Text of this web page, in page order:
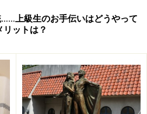
」(2011年)以来、2回目の舞台
上級生のお手伝いはどうやって
リットは？